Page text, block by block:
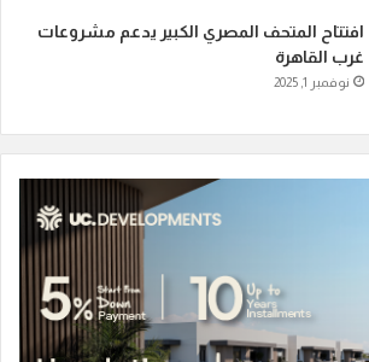
افتتاح المتحف المصري الكبير يدعم مشروعات
غرب القاهرة
نوفمبر 1, 2025